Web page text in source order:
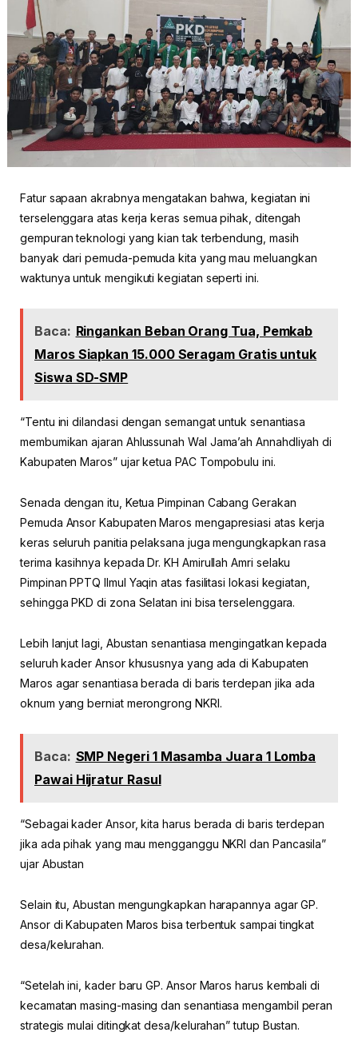
Fatur sapaan akrabnya mengatakan bahwa, kegiatan ini
terselenggara atas kerja keras semua pihak, ditengah
gempuran teknologi yang kian tak terbendung, masih
banyak dari pemuda-pemuda kita yang mau meluangkan
waktunya untuk mengikuti kegiatan seperti ini.
Baca: Ringankan Beban Orang Tua, Pemkab
Maros Siapkan 15.000 Seragam Gratis untuk
Siswa SD-SMP
“Tentu ini dilandasi dengan semangat untuk senantiasa
membumikan ajaran Ahlussunah Wal Jama’ah Annahdliyah di
Kabupaten Maros” ujar ketua PAC Tompobulu ini.
Senada dengan itu, Ketua Pimpinan Cabang Gerakan
Pemuda Ansor Kabupaten Maros mengapresiasi atas kerja
keras seluruh panitia pelaksana juga mengungkapkan rasa
terima kasihnya kepada Dr. KH Amirullah Amri selaku
Pimpinan PPTQ Ilmul Yaqin atas fasilitasi lokasi kegiatan,
sehingga PKD di zona Selatan ini bisa terselenggara.
Lebih lanjut lagi, Abustan senantiasa mengingatkan kepada
seluruh kader Ansor khususnya yang ada di Kabupaten
Maros agar senantiasa berada di baris terdepan jika ada
oknum yang berniat merongrong NKRI.
Baca: SMP Negeri 1 Masamba Juara 1 Lomba
Pawai Hijratur Rasul
“Sebagai kader Ansor, kita harus berada di baris terdepan
jika ada pihak yang mau mengganggu NKRI dan Pancasila”
ujar Abustan
Selain itu, Abustan mengungkapkan harapannya agar GP.
Ansor di Kabupaten Maros bisa terbentuk sampai tingkat
desa/kelurahan.
“Setelah ini, kader baru GP. Ansor Maros harus kembali di
kecamatan masing-masing dan senantiasa mengambil peran
strategis mulai ditingkat desa/kelurahan” tutup Bustan.